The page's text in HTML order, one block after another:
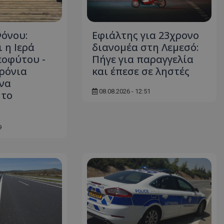
η Ιερά
-
Εφιάλτης για 23χρονο
διανομέα στη Λεμεσό:
Πήγε για παραγγελία
και έπεσε σε ληστές
08.08.2026 - 12:51
Microsoft Corporation
themasports.tothemaonline.com
Αυτό το cookie
Doubleclick και
με τον οποίο ο
χρησιμοποιεί
τυχόν
έχει δει ο
επισκεφθεί τον
5 μήνες 4
Αυτό το cookie
Cloudflare Inc.
.onesignal.com
29 λεπτά 58
δευτερόλεπτα
Αυτό το cookie
για τη
και ρομπότ.
για τον
κάνει έγκυρες
τη χρήση του
29 λεπτά 59
Αυτό το cookie